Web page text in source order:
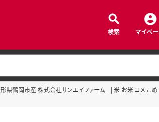
検索 マイペ
県鶴岡市産 株式会社サンエイファーム | 米 お米 コメ こ